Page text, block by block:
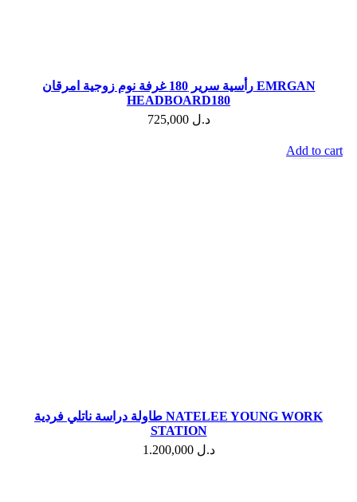
رأسية سرير 180 غرفة نوم زوجية امرقان EMRGAN
HEADBOARD180
د.ل 725,000
طاولة دراسة ناتلي فردية NATELEE YOUNG WORK
STATION
د.ل 1.200,000
Add to cart